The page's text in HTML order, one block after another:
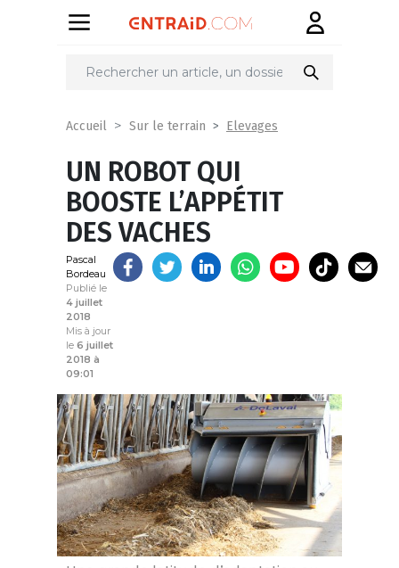
Partager
Accueil Sur le terrain Elevages
UN ROBOT QUI
BOOSTE L’APPÉTIT
DES VACHES
Pascal
Bordeau
Publié le
4 juillet
2018
Mis à jour
le 6 juillet
2018 à
09:01